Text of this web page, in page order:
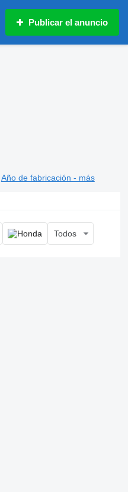
Publicar el anuncio
Año de fabricación - más
Todos